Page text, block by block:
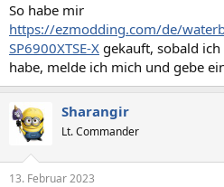
So habe mir
https://ezmodding.com/de/
SP6900XTSE-X gekauft, sobald
habe, melde ich mich und gebe
Sharangir
Lt. Commander
13. Februar 2023